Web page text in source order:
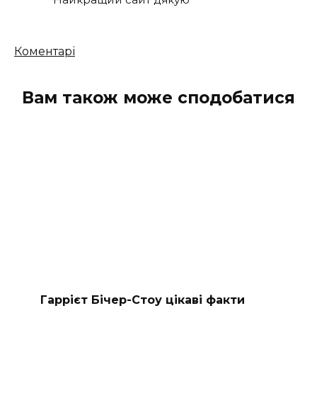
Кількість
Коментарі
Вам також може сподобатися
Гаррієт Бічер-Стоу цікаві факти